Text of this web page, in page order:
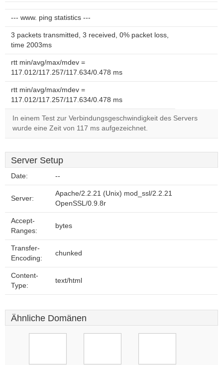
--- www. ping statistics ---
3 packets transmitted, 3 received, 0% packet loss,
time 2003ms
rtt min/avg/max/mdev =
117.012/117.257/117.634/0.478 ms
rtt min/avg/max/mdev =
117.012/117.257/117.634/0.478 ms
In einem Test zur Verbindungsgeschwindigkeit des Servers
wurde eine Zeit von 117 ms aufgezeichnet.
Server Setup
Date: --
Server:
Apache/2.2.21 (Unix) mod_ssl/2.2.21
OpenSSL/0.9.8r
Accept-
Ranges:
bytes
Transfer-
Encoding:
chunked
Content-
Type:
text/html
Ähnliche Domänen